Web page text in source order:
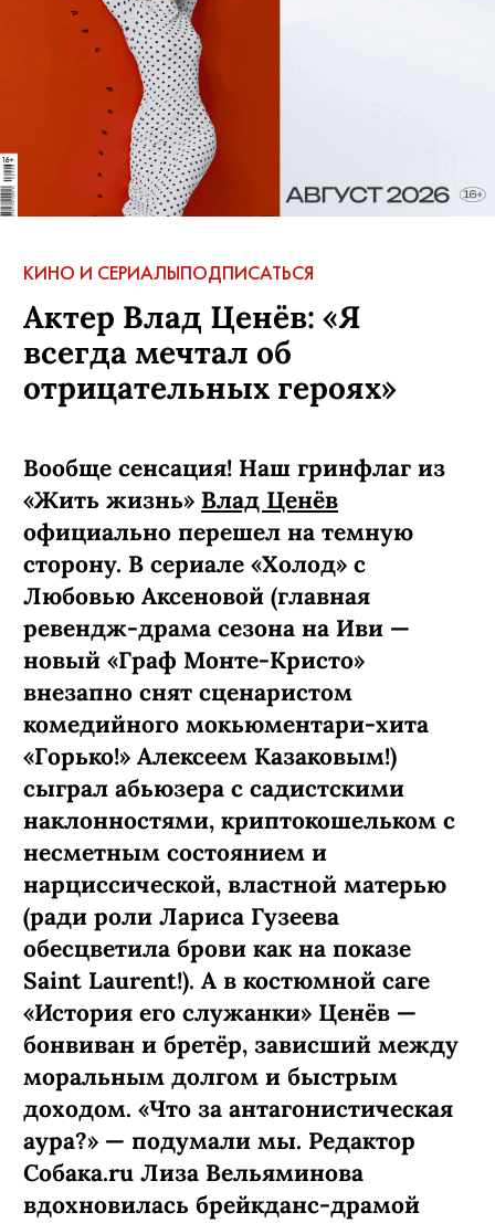
КИНО И СЕРИАЛЫПОДПИСАТЬСЯ
Актер Влад Ценёв: «Я
всегда мечтал об
отрицательных героях»
Вообще сенсация! Наш гринфлаг из
«Жить жизнь» Влад Ценёв
официально перешел на темную
сторону. В сериале «Холод» с
Любовью Аксеновой (главная
ревендж-­драма сезона на Иви —
новый «Граф Монте-­Кристо»
внезапно снят сценаристом
комедийного мокьюментари-хита
«Горько!» Алексеем Казаковым!)
сыграл абьюзера с садистскими
наклонностями, криптокошельком с
несметным состоянием и
нарциссической, властной матерью
(ради роли Лариса Гузеева
обесцветила брови как на показе
Saint Laurent!). А в костюмной саге
«История его служанки» Ценёв —
бонвиван и бретёр, зависший между
моральным долгом и быстрым
доходом. «Что за антагонистическая
аура?» — подумали мы. Редактор
Собака.ru Лиза Вельяминова
вдохновилась брейкданс-­драмой